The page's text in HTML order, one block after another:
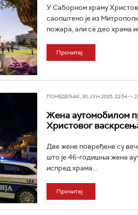
У Саборном храму
саопштено је из
пожара, али се део храма
Прочитај
ПОНЕДЕЉАК, 30. ЈУН 2025, 22:54 ->
Жена аутомобилом
Христовог
Две жене повређене су
што је 46-годишња жена
испред храма...
Прочитај